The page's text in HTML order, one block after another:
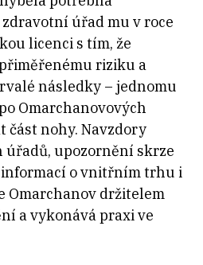
úřad mu v roce
licenci s tím, že
riziku a
následky – jednomu
Omarchanovových
část nohy. Navzdory
upozornění skrze
informací o vnitřním trhu i
Omarchanov držitelem
a vykonává praxi ve